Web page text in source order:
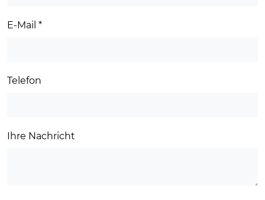
E-Mail *
Telefon
Ihre Nachricht